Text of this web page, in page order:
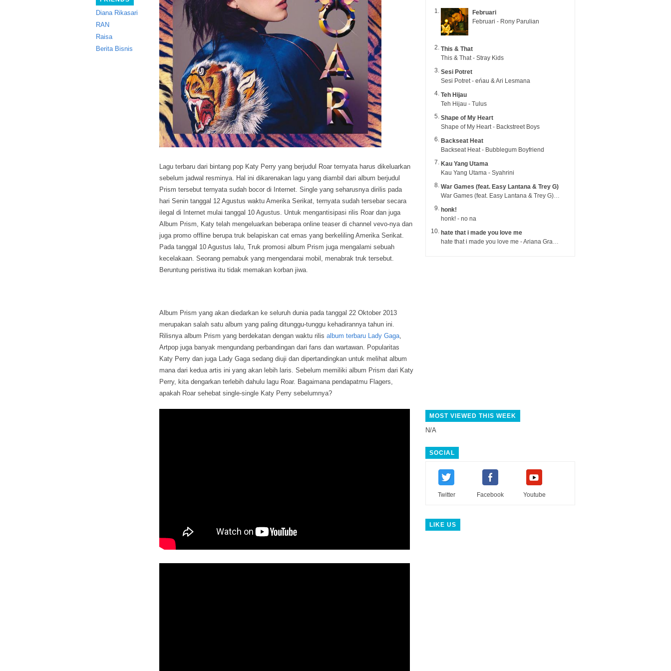
Diana Rikasari
RAN
Raisa
Berita Bisnis
Lagu terbaru dari bintang pop Katy Perry yang berjudul Roar ternyata harus dikeluarkan
sebelum jadwal resminya. Hal ini dikarenakan lagu yang diambil dari album berjudul
Prism tersebut ternyata sudah bocor di Internet. Single yang seharusnya dirilis pada
hari Senin tanggal 12 Agustus waktu Amerika Serikat, ternyata sudah tersebar secara
ilegal di Internet mulai tanggal 10 Agustus. Untuk mengantisipasi rilis Roar dan juga
Album Prism, Katy telah mengeluarkan beberapa online teaser di channel vevo-nya dan
juga promo offline berupa truk belapiskan cat emas yang berkeliling Amerika Serikat.
Pada tanggal 10 Agustus lalu, Truk promosi album Prism juga mengalami sebuah
kecelakaan. Seorang pemabuk yang mengendarai mobil, menabrak truk tersebut.
Beruntung peristiwa itu tidak memakan korban jiwa.
Album Prism yang akan diedarkan ke seluruh dunia pada tanggal 22 Oktober 2013
merupakan salah satu album yang paling ditunggu-tunggu kehadirannya tahun ini.
Rilisnya album Prism yang berdekatan dengan waktu rilis album terbaru Lady Gaga,
Artpop juga banyak mengundang perbandingan dari fans dan wartawan. Popularitas
Katy Perry dan juga Lady Gaga sedang diuji dan dipertandingkan untuk melihat album
mana dari kedua artis ini yang akan lebih laris. Sebelum memiliki album Prism dari Katy
Perry, kita dengarkan terlebih dahulu lagu Roar. Bagaimana pendapatmu Flagers,
apakah Roar sehebat single-single Katy Perry sebelumnya?
Februari
Februari - Rony Parulian
This & That
This & That - Stray Kids
Sesi Potret
Sesi Potret - eńau & Ari Lesmana
Teh Hijau
Teh Hijau - Tulus
Shape of My Heart
Shape of My Heart - Backstreet Boys
Backseat Heat
Backseat Heat - Bubblegum Boyfriend
Kau Yang Utama
Kau Yang Utama - Syahrini
War Games (feat. Easy Lantana & Trey G)
War Games (feat. Easy Lantana & Trey G) - Trub
honk!
honk! - no na
hate that i made you love me
hate that i made you love me - Ariana Grande
MOST VIEWED THIS WEEK
N/A
SOCIAL
Twitter Facebook Youtube
LIKE US